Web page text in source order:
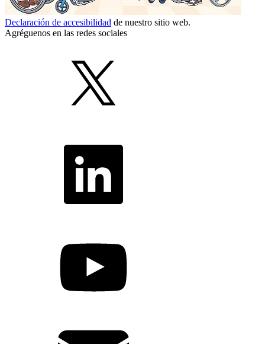
Declaración de accesibilidad de nuestro sitio web.
Agréguenos en las redes sociales